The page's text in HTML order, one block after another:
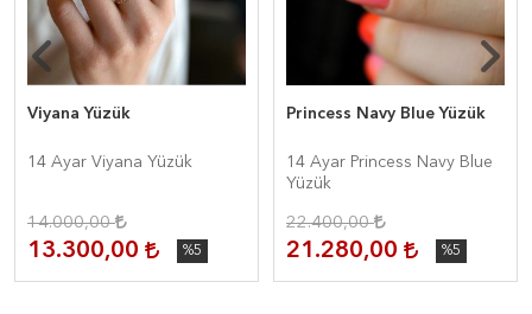
Viyana Yüzük
14 Ayar Viyana Yüzük
14.000,00
13.300,00 %5
Princess Navy Blue Yüzük
14 Ayar Princess Navy Blue
Yüzük
22.400,00
21.280,00 %5